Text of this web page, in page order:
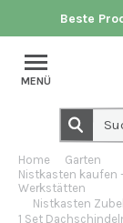
Beste
MENÜ
Home
Garten
Nistkasten kaufen
Werkstätten
Nistkasten
1 Set